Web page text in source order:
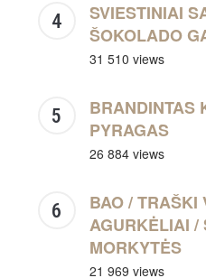
SVIESTINIAI
ŠOKOLADO
31 510 views
BRANDINTAS
PYRAGAS
26 884 views
BAO / TRAŠKI
AGURKĖLIAI /
MORKYTĖS
21 969 views